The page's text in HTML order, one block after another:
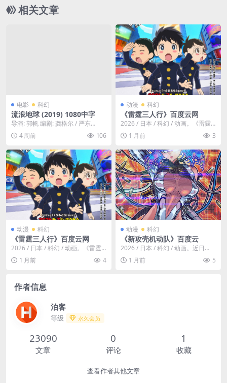
相关文章
电影 科幻
流浪地球 (2019) 1080中字
导演: 郭帆 编剧: 龚格尔 / 严东
旭 / 郭帆 / 叶俊策 / 杨治学 / ...
4 周前 106
动漫 科幻
《雷霆三人行》百度云网
2026 / 日本 / 科幻 / 动画。《雷霆
三人行》讲述了三个青梅竹马的挚
友拼...1 月前 3
动漫 科幻
《雷霆三人行》百度云网
2026 / 日本 / 科幻 / 动画。《雷霆
三人行》讲述了三个青梅竹马的挚
友拼...1 月前 4
动漫 科幻
《新攻壳机动队》百度云
2026 / 日本 / 科幻 / 动画。近日
《攻壳机动队》官方宣布，根据士
郎正宗...
1 月前 5
作者信息
泊客
等级 永久会员
23090
文章
0
评论
1
收藏
查看作者其他文章